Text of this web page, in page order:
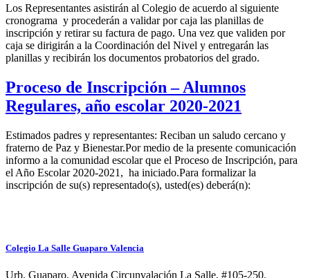
Los Representantes asistirán al Colegio de acuerdo al siguiente
cronograma y procederán a validar por caja las planillas de
inscripción y retirar su factura de pago. Una vez que validen por
caja se dirigirán a la Coordinación del Nivel y entregarán las
planillas y recibirán los documentos probatorios del grado.
Proceso de Inscripción – Alumnos
Regulares, año escolar 2020-2021
Estimados padres y representantes: Reciban un saludo cercano y
fraterno de Paz y Bienestar.Por medio de la presente comunicación
informo a la comunidad escolar que el Proceso de Inscripción, para
el Año Escolar 2020-2021, ha iniciado.Para formalizar la
inscripción de su(s) representado(s), usted(es) deberá(n):
Colegio La Salle Guaparo Valencia
Urb. Guaparo, Avenida Circunvalación La Salle, #105-250.